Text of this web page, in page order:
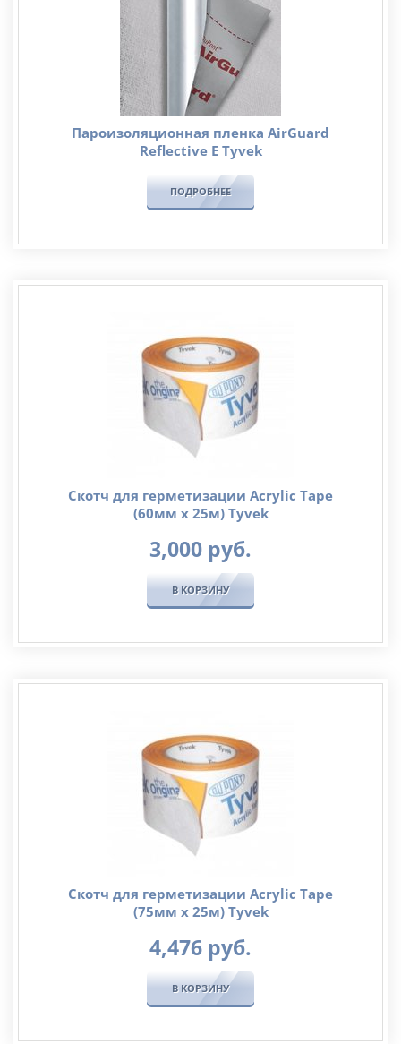
Пароизоляционная пленка AirGuard
Reflective Е Tyvek
ПОДРОБНЕЕ
Скотч для герметизации Acrylic Tape
(60мм х 25м) Tyvek
3,000 руб.
В КОРЗИНУ
Скотч для герметизации Acrylic Tape
(75мм х 25м) Tyvek
4,476 руб.
В КОРЗИНУ